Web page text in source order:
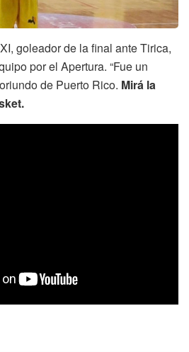
goleador de la final ante Tirica,
por el Apertura. “Fue un
de Puerto Rico. Mirá la